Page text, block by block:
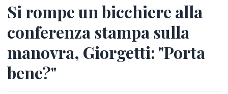
Si rompe un bicchiere alla
conferenza stampa sulla
manovra, Giorgetti: "Porta
bene?"